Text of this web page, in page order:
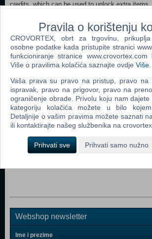
credits, which can be used to unlock extra items,
Xbox One Xbox Series X/S
Popularno
EA Sports UFC 2 (Xbox One)
Assassin's Creed Unity CD Key (Xbox
Grand Theft Auto V (Xbox One)
Watch Dogs (N) (Xbox One)
Star Wars Battlefront (Xbox One)
Webshop newsletter
Ime i prezime
Pravila o korištenju
CROVORTEX, obrt za trgovinu,
osobne podatke kada pristupite stranici
funkcioniranje stranice www.crovortex.com
Više o pravilima kolačića saznajte ovdje Više
Vaša prava su pravo na pristup, pravo na
ispravak, pravo na prigovor, pravo na
ograničenje obrade. Privolu koju nam dajete
kategoriju kolačića možete u bilo
Detaljnije o vašim pravima možete saznati na
ili kontaktirajte našeg službenika na
Prihvati sve Prihvati samo nužno